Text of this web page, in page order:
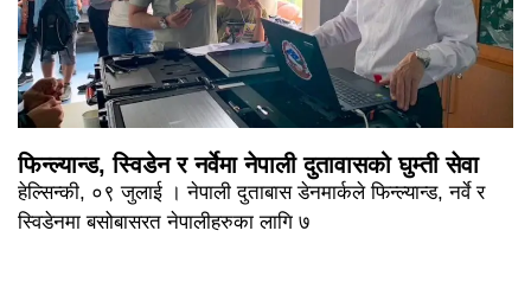
फिन्ल्यान्ड, स्विडेन र नर्वेमा नेपाली दुतावासको घुम्ती सेवा
हेल्सिन्की, ०९ जुलाई । नेपाली दुताबास डेनमार्कले फिन्ल्यान्ड, नर्वे र
स्विडेनमा बसोबासरत नेपालीहरुका लागि ७